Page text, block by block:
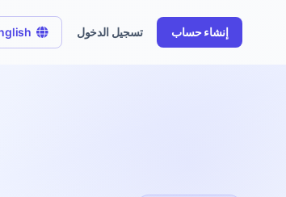
تسجيل الدخول إنشاء حساب